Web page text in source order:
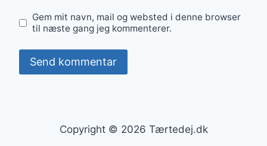
Gem mit navn, mail og websted i denne browser
til næste gang jeg kommenterer.
Copyright © 2026 Tærtedej.dk